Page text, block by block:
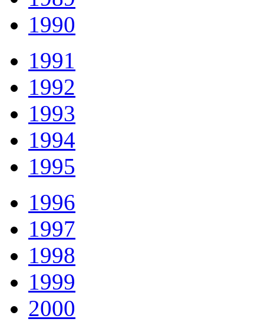
1990
1991
1992
1993
1994
1995
1996
1997
1998
1999
2000